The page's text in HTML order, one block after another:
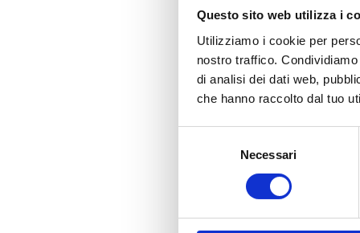
Questo sito web utilizza i
Utilizziamo i cookie per
nostro traffico.
di analisi dei dati web,
che hanno raccolto dal tuo
Necessari